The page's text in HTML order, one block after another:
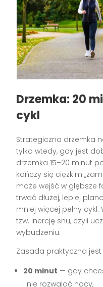
Drzemka: 20
cykl
Strategiczna drzemka
tylko wtedy, gdy jest
drzemka 15–20 minut
kończy się ciężkim
może wejść w głębsze
trwać dłużej, lepiej
mniej więcej pełny
tzw. inercję snu, czyli
wybudzeniu.
Zasada praktyczna
20 minut — gdy
i nie rozwalać nocy,